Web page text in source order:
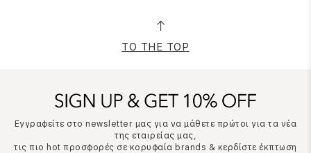
TO THE TOP
Εγγραφείτε στο newsletter μας για να μάθετε πρώτοι για τα νέα
της εταιρείας μας,
τις πιο hot προσφορές σε κορυφαία brands & κερδίστε έκπτωση